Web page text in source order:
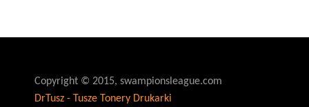
Copyright © 2015, swampionsleague.com
DrTusz - Tusze Tonery Drukarki